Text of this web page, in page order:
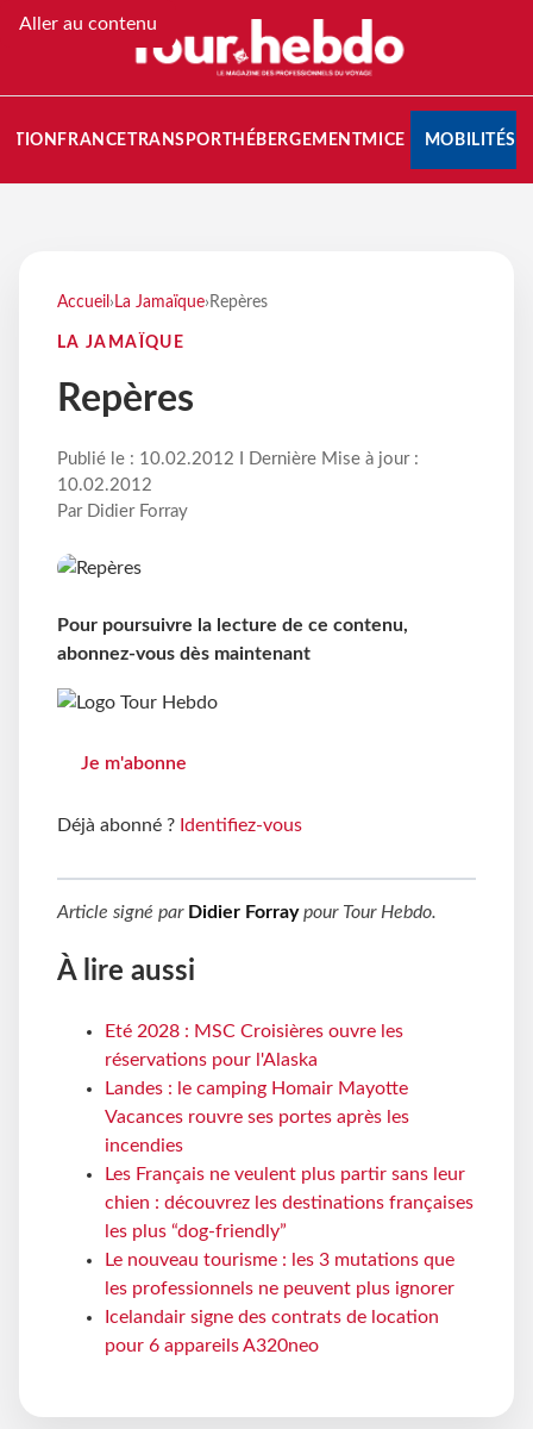
Aller au contenu
FRANCETRANSPORT HÉBERGEMENTMICE MOBILITÉS
Accueil › La Jamaïque› Repères
LA JAMAÏQUE
Repères
Publié le : 10.02.2012 I Dernière Mise à jour :
10.02.2012
Par Didier Forray
Pour poursuivre la lecture de ce contenu,
abonnez-vous dès maintenant
Je m'abonne
Déjà abonné ? Identifiez-vous
Article signé par Didier Forraypour Tour Hebdo.
À lire aussi
Eté 2028 : MSC Croisières ouvre les
réservations pour l'Alaska
Landes : le camping Homair Mayotte
Vacances rouvre ses portes après les
incendies
Les Français ne veulent plus partir sans leur
chien : découvrez les destinations françaises
les plus “dog-friendly”
Le nouveau tourisme : les 3 mutations que
les professionnels ne peuvent plus ignorer
Icelandair signe des contrats de location
pour 6 appareils A320neo